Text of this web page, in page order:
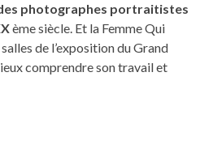
photographes portraitistes
ème siècle. Et la Femme Qui
de l’exposition du Grand
comprendre son travail et